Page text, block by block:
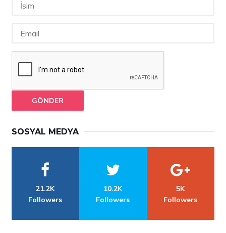
GÖNDER
SOSYAL MEDYA
21.2K
Followers
10.2K
Followers
5K
Followers